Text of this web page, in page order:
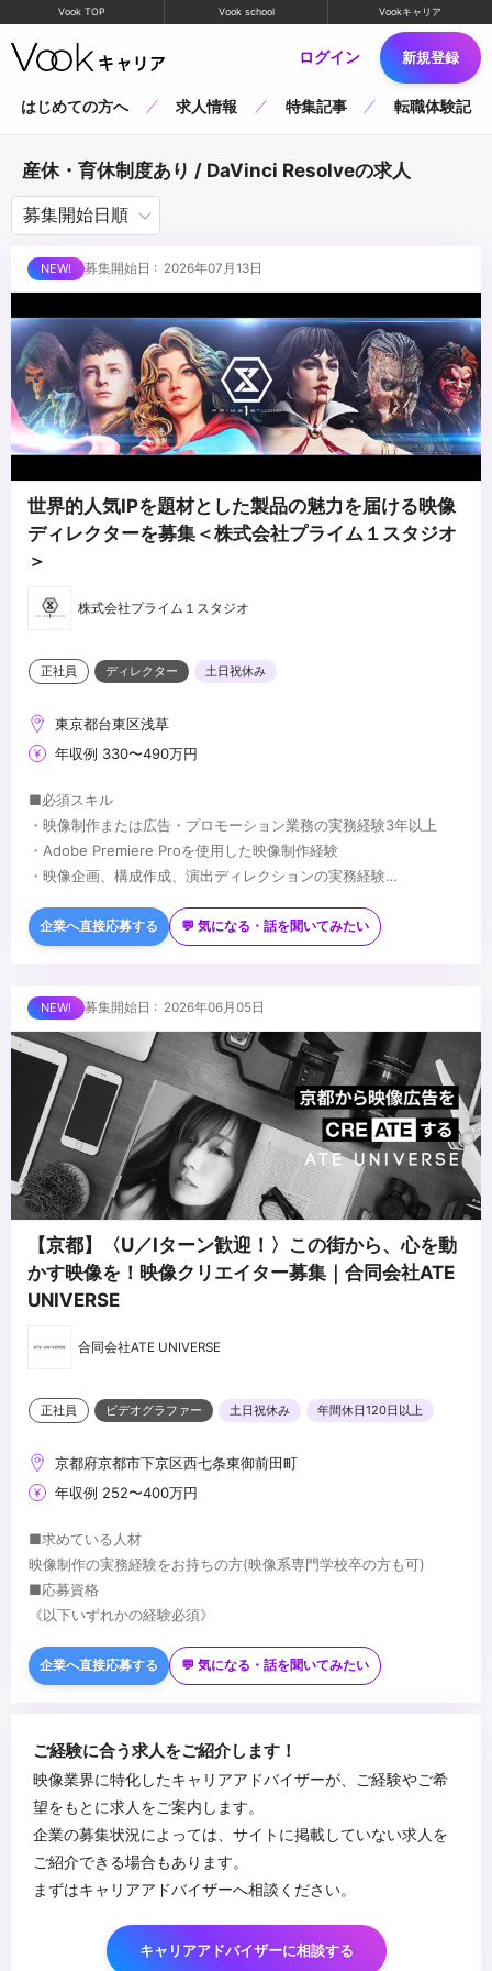
Vook TOP Vook school Vookキャリア
ログイン 新規登録
はじめての方へ 求人情報 特集記事 転職体験記
産休・育休制度あり / DaVinci Resolveの求人
募集開始日 : 2026年07月13日
世界的人気IPを題材とした製品の魅力を届ける映像
ディレクターを募集＜株式会社プライム１スタジオ
＞
株式会社プライム１スタジオ
正社員 ディレクター 土日祝休み
東京都台東区浅草
年収例 330〜490万円
■必須スキル
・映像制作または広告・プロモーション業務の実務経験3年以上
・Adobe Premiere Proを使用した映像制作経験
・映像企画、構成作成、演出ディレクションの実務経験
・英語スキル（読み書き・会話いずれか）
・SNS・ショート動画コンテンツの企画経験
...
企業へ直接応募する 💬 気になる・話を聞いてみたい
募集開始日 : 2026年06月05日
【京都】〈U／Iターン歓迎！〉この街から、心を動
かす映像を！映像クリエイター募集｜合同会社ATE
UNIVERSE
合同会社ATE UNIVERSE
正社員 ビデオグラファー 土日祝休み 年間休日120日以上
京都府京都市下京区西七条東御前田町
年収例 252〜400万円
■求めている人材
映像制作の実務経験をお持ちの方(映像系専門学校卒の方も可)
■応募資格
《以下いずれかの経験必須》
・Adobe Illustrator・Photoshop等のデザインソフトを使用できる
方
※ポートフォリオもしくは過去制作の映像作品の提出をお願いしま
《以下の方歓迎》
がある方)
・幅広い案件に挑戦したい方
・スタッフやお客様とコミュニケーションを取るのが好きな方
...
企業へ直接応募する 💬 気になる・話を聞いてみたい
ご経験に合う求人をご紹介します！
映像業界に特化したキャリアアドバイザーが、ご経験やご希
望をもとに求人をご案内します。
企業の募集状況によっては、サイトに掲載していない求人を
ご紹介できる場合もあります。
まずはキャリアアドバイザーへ相談ください。
キャリアアドバイザーに相談する